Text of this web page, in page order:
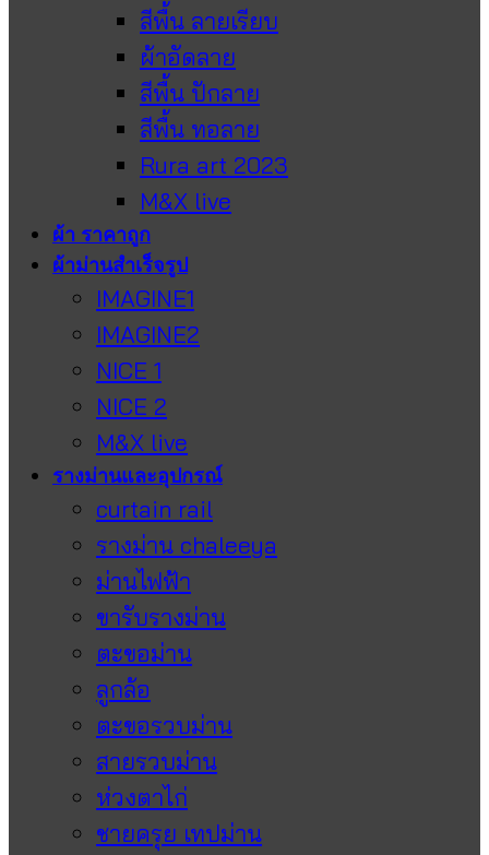
สีพื้น ลายเรียบ
ผ้าอัดลาย
สีพื้น ปักลาย
สีพื้น ทอลาย
Rura art 2023
M&X live
ผ้า ราคาถูก
ผ้าม่านสำเร็จรูป
IMAGINE1
IMAGINE2
NICE 1
NICE 2
M&X live
รางม่านและอุปกรณ์
curtain rail
รางม่าน chaleeya
ม่านไฟฟ้า
ขารับรางม่าน
ตะขอม่าน
ลูกล้อ
ตะขอรวบม่าน
สายรวบม่าน
ห่วงตาไก่
ชายครุย เทปม่าน